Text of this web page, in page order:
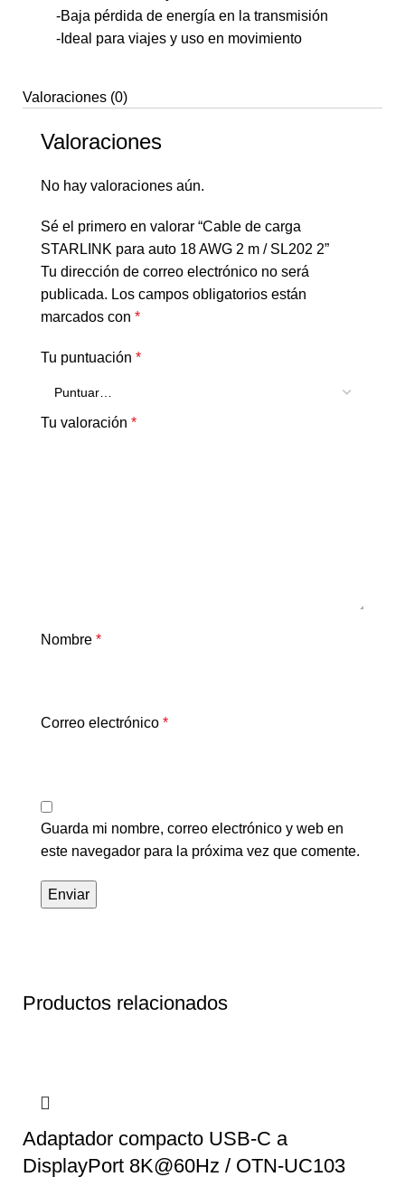
-Baja pérdida de energía en la transmisión
-Ideal para viajes y uso en movimiento
Valoraciones (0)
Valoraciones
No hay valoraciones aún.
Sé el primero en valorar “Cable de carga
STARLINK para auto 18 AWG 2 m / SL202 2”
Tu dirección de correo electrónico no será
publicada. Los campos obligatorios están
marcados con *
Tu puntuación *
Tu valoración *
Nombre *
Correo electrónico *
Guarda mi nombre, correo electrónico y web en
este navegador para la próxima vez que comente.
Productos relacionados
Adaptador compacto USB-C a
DisplayPort 8K@60Hz / OTN-UC103